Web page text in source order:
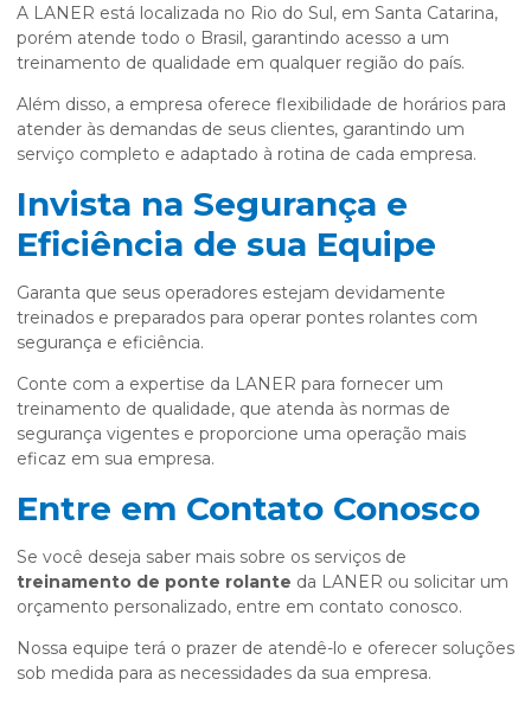
A LANER está localizada no Rio do Sul, em Santa Catarina,
porém atende todo o Brasil, garantindo acesso a um
treinamento de qualidade em qualquer região do país.
Além disso, a empresa oferece flexibilidade de horários para
atender às demandas de seus clientes, garantindo um
serviço completo e adaptado à rotina de cada empresa.
Invista na Segurança e
Eficiência de sua Equipe
Garanta que seus operadores estejam devidamente
treinados e preparados para operar pontes rolantes com
segurança e eficiência.
Conte com a expertise da LANER para fornecer um
treinamento de qualidade, que atenda às normas de
segurança vigentes e proporcione uma operação mais
eficaz em sua empresa.
Entre em Contato Conosco
Se você deseja saber mais sobre os serviços de
treinamento de ponte rolante da LANER ou solicitar um
orçamento personalizado, entre em contato conosco.
Nossa equipe terá o prazer de atendê-lo e oferecer soluções
sob medida para as necessidades da sua empresa.